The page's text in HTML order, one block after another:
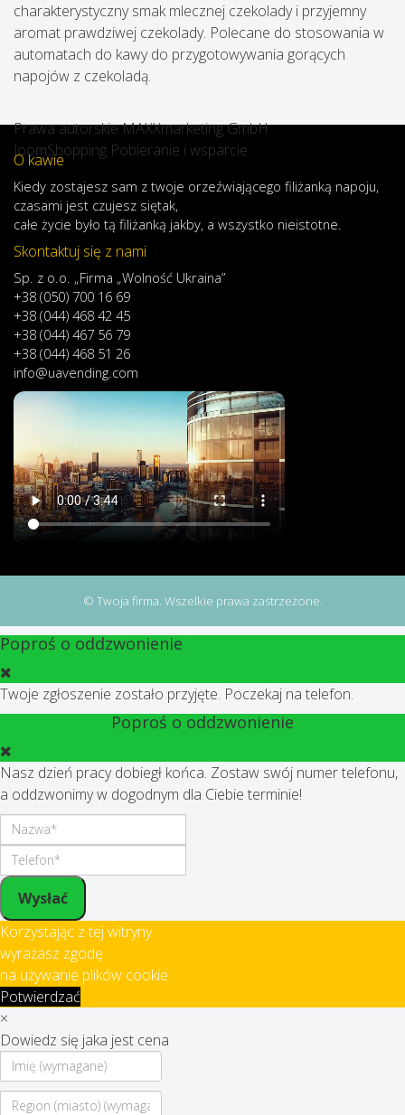
charakterystyczny smak mlecznej czekolady i przyjemny
aromat prawdziwej czekolady. Polecane do stosowania w
automatach do kawy do przygotowywania gorących
napojów z czekoladą.
Prawa autorskie MAXXmarketing GmbH
JoomShopping Pobieranie i wsparcie
O kawie
Kiedy zostajesz sam z twoje orzeźwiającego filiżanką napoju,
czasami jest czujesz siętak,
całe życie było tą filiżanką jakby, a wszystko nieistotne.
Skontaktuj się z nami
Sp. z o.o. „Firma „Wolność Ukraina”
+38 (050) 700 16 69
+38 (044) 468 42 45
+38 (044) 467 56 79
+38 (044) 468 51 26
info@uavending.com
© Twoja firma. Wszelkie prawa zastrzeżone.
Poproś o oddzwonienie
Twoje zgłoszenie zostało przyjęte. Poczekaj na telefon.
Poproś o oddzwonienie
Nasz dzień pracy dobiegł końca. Zostaw swój numer telefonu,
a oddzwonimy w dogodnym dla Ciebie terminie!
Wysłać
Korzystając z tej witryny
wyrażasz zgodę
na używanie plików cookie
Potwierdzać
×
Dowiedz się jaka jest cena